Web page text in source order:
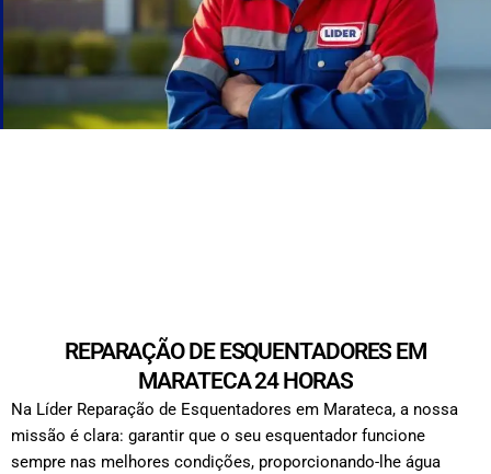
REPARAÇÃO DE ESQUENTADORES EM
MARATECA 24 HORAS
Na Líder Reparação de Esquentadores em Marateca, a nossa
missão é clara: garantir que o seu esquentador funcione
sempre nas melhores condições, proporcionando-lhe água